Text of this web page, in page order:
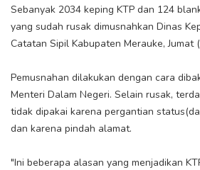
Sebanyak 2034 keping KTP dan 124
yang sudah rusak dimusnahkan Dinas
Catatan Sipil Kabupaten Merauke, Jumat
Pemusnahan dilakukan dengan cara
Menteri Dalam Negeri. Selain rusak,
tidak dipakai karena pergantian
dan karena pindah alamat.
"Ini beberapa alasan yang menjadikan